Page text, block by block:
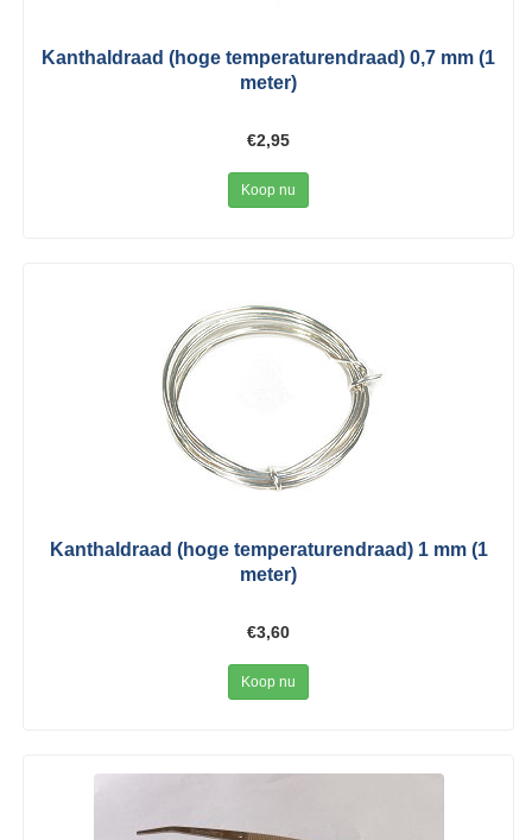
Kanthaldraad (hoge temperaturendraad) 0,7 mm (1
meter)
€2,95
Koop nu
Kanthaldraad (hoge temperaturendraad) 1 mm (1
meter)
€3,60
Koop nu